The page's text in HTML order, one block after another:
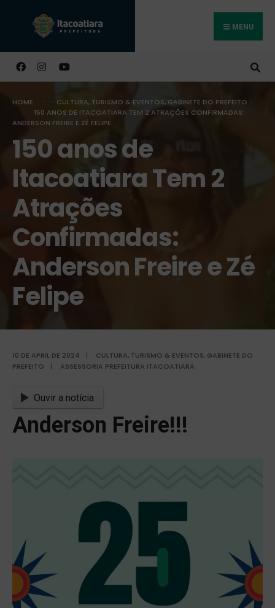
MENU
HOME CULTURA, TURISMO & EVENTOS, GABINETE DO PREFEITO
150 ANOS DE ITACOATIARA TEM 2 ATRAÇÕES CONFIRMADAS:
ANDERSON FREIRE E ZÉ FELIPE
150 anos de
Itacoatiara Tem 2
Atrações
Confirmadas:
Anderson Freire e Zé
Felipe
10 DE APRIL DE 2024 | CULTURA, TURISMO & EVENTOS, GABINETE DO
PREFEITO
| ASSESSORIA PREFEITURA ITACOATIARA
Ouvir a notícia
Anderson Freire!!!
Buscar